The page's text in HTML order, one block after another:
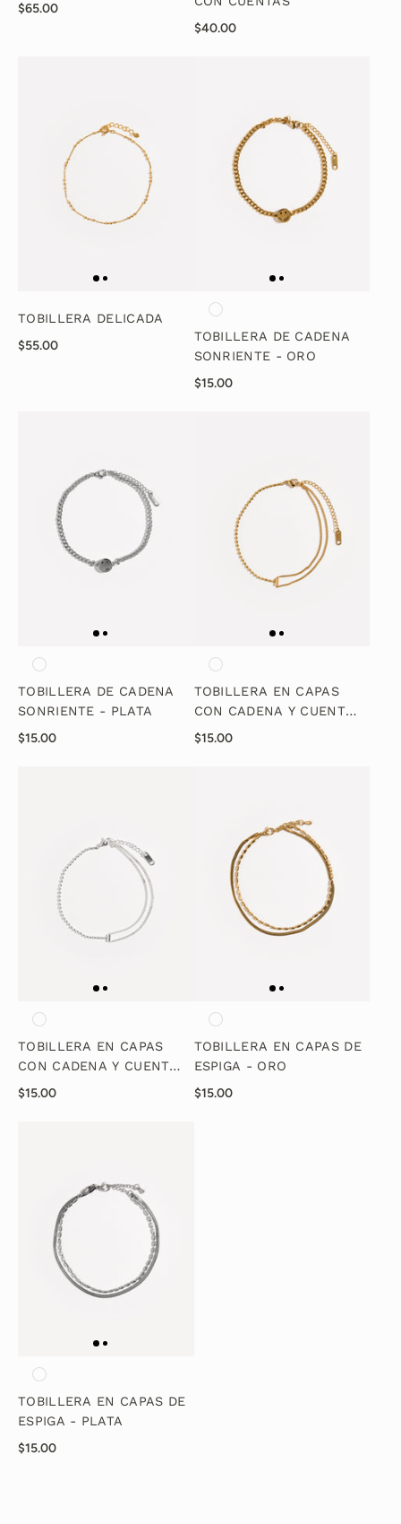
$65.00
$40.00
TOBILLERA DELICADA
$55.00
TOBILLERA DE CADENA
SONRIENTE - ORO
$15.00
TOBILLERA DE CADENA
SONRIENTE - PLATA
$15.00
TOBILLERA EN CAPAS
CON CADENA Y CUENTAS
- ORO
$15.00
TOBILLERA EN CAPAS
CON CADENA Y CUENTAS
- PLATA
$15.00
TOBILLERA EN CAPAS DE
ESPIGA - ORO
$15.00
TOBILLERA EN CAPAS DE
ESPIGA - PLATA
$15.00